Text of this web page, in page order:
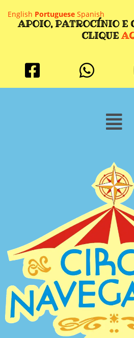
APOIO, PATROCÍNIO E
CLIQUE
English Portuguese Spanish